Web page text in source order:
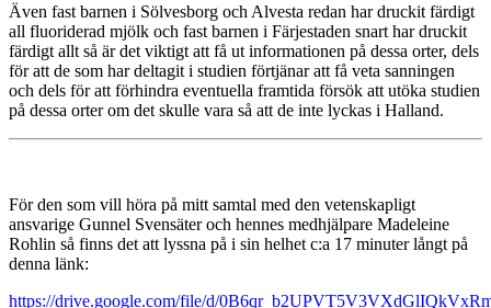
Även fast barnen i Sölvesborg och Alvesta redan har druckit färdigt
all fluoriderad mjölk och fast barnen i Färjestaden snart har druckit
färdigt allt så är det viktigt att få ut informationen på dessa orter, dels
för att de som har deltagit i studien förtjänar att få veta sanningen
och dels för att förhindra eventuella framtida försök att utöka studien
på dessa orter om det skulle vara så att de inte lyckas i Halland.
För den som vill höra på mitt samtal med den vetenskapligt
ansvarige Gunnel Svensäter och hennes medhjälpare Madeleine
Rohlin så finns det att lyssna på i sin helhet c:a 17 minuter långt på
denna länk:
https://drive.google.com/file/d/